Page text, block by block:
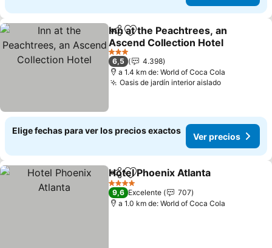
CompartirAgregar a favoritos
Inn at the Peachtrees, an
Ascend Collection Hotel
3 Estrellas
6,5
4.398
a 1.4 km de: World of Coca Cola
Oasis de jardín interior aislado
Elige fechas para ver los precios exactos
Ver precios
CompartirAgregar a favoritos
Hotel Phoenix Atlanta
4 Estrellas
9,6 Excelente
707
a 1.0 km de: World of Coca Cola